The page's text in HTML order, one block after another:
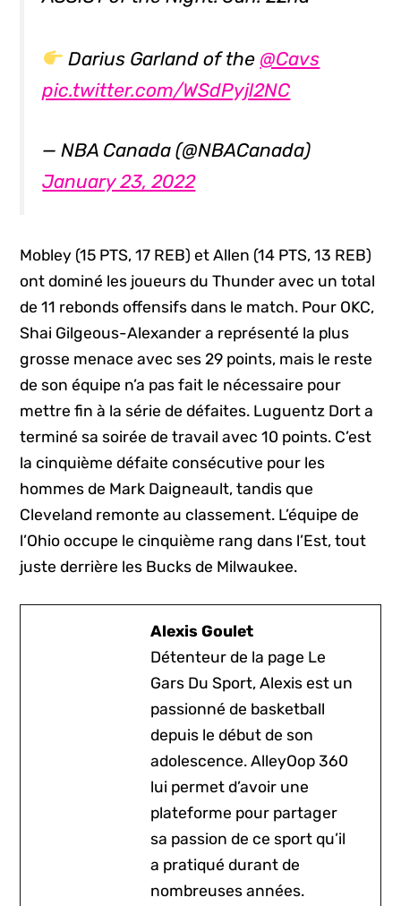
Darius Garland of the @Cavs
pic.twitter.com/WSdPyjl2NC
— NBA Canada (@NBACanada)
January 23, 2022
Mobley (15 PTS, 17 REB) et Allen (14 PTS, 13 REB)
ont dominé les joueurs du Thunder avec un total
de 11 rebonds offensifs dans le match. Pour OKC,
Shai Gilgeous-Alexander a représenté la plus
grosse menace avec ses 29 points, mais le reste
de son équipe n’a pas fait le nécessaire pour
mettre fin à la série de défaites. Luguentz Dort a
terminé sa soirée de travail avec 10 points. C’est
la cinquième défaite consécutive pour les
hommes de Mark Daigneault, tandis que
Cleveland remonte au classement. L’équipe de
l’Ohio occupe le cinquième rang dans l’Est, tout
juste derrière les Bucks de Milwaukee.
Alexis Goulet
Détenteur de la page Le
Gars Du Sport, Alexis est un
passionné de basketball
depuis le début de son
adolescence. AlleyOop 360
lui permet d’avoir une
plateforme pour partager
sa passion de ce sport qu’il
a pratiqué durant de
nombreuses années.